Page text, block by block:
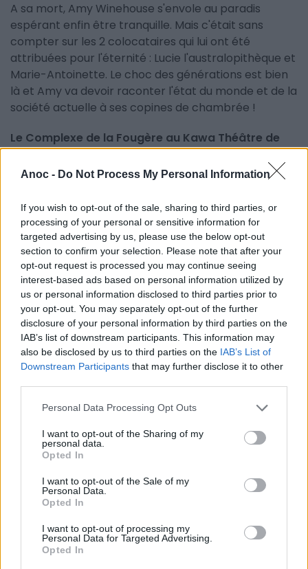
Anoc - Do Not Process My Personal Information
If you wish to opt-out of the sale, sharing to third parties, or
processing of your personal or sensitive information for
targeted advertising by us, please use the below opt-out
section to confirm your selection. Please note that after your
opt-out request is processed you may continue seeing
interest-based ads based on personal information utilized by
us or personal information disclosed to third parties prior to
your opt-out. You may separately opt-out of the further
disclosure of your personal information by third parties on the
IAB’s list of downstream participants. This information may
also be disclosed by us to third parties on the IAB’s List of
Downstream Participants that may further disclose it to other
Personal Data Processing Opt Outs
I want to opt-out of the Sharing of my
personal data.
Opted In
I want to opt-out of the Sale of my
Personal Data.
Opted In
I want to opt-out of processing my
Personal Data for Targeted Advertising.
Opted In
A sa mort, Amy Winehouse s'envole au paradis
espérant enfin être tranquille. Mais c'était sans
compter sur les 2 colocataires qui lui ont été
attribuées pour l'éternité : Lucie l'australopithèque et
Marie-Antoinette. Le choc des générations est bien
là et Amy va devoir raconter l'état du monde et de la
société actuelle à ses copines de chambrée !
Le Complexe de la Fougère au Kawa Théâtre de
Montpellierdresse un portrait caustique et drôle de
l'absurdité du monde moderne, confronté à 3 visions
Ecrite parSophie Bonneauet mise en scène par
Christian Fabrice (déjà vus dans"Des parents
presque parfaits"), lacomédie originaleLe
Complexe de la Fougère est interprétée par
Izoird("Colocs et plus si complicité"),Karine
BarrancoetSophie Bonneau.
INFORMATIONS PRATIQUES
DATES ET HORAIRES
Du 1er octobre 2020 au 31 octobre 2020
LIEU
Le Kawa Théâtre
18 Rue Fouques
ACCÈS
TARIFS
Plein tarif : 16€